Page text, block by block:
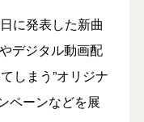
に発表した新曲
デジタル動画配
しまう”オリジナ
ペーンなどを展